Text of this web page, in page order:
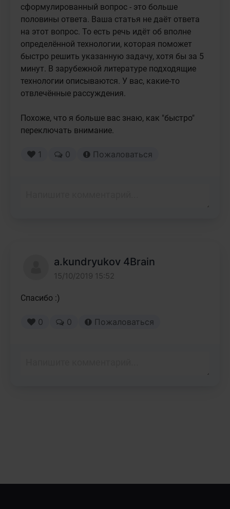
сформулированный вопрос - это больше
половины ответа. Ваша статья не даёт ответа
на этот вопрос. То есть речь идёт об вполне
определённой технологии, которая поможет
быстро решить указанную задачу, хотя бы за 5
минут. В зарубежной литературе подходящие
технологии описываются. У вас, какие-то
отвлечённые рассуждения.
Похоже, что я больше вас знаю, как "быстро"
переключать внимание.
1 0 Пожаловаться
a.kundryukov 4Brain
15/10/2019 15:52
Спасибо :)
0 0 Пожаловаться